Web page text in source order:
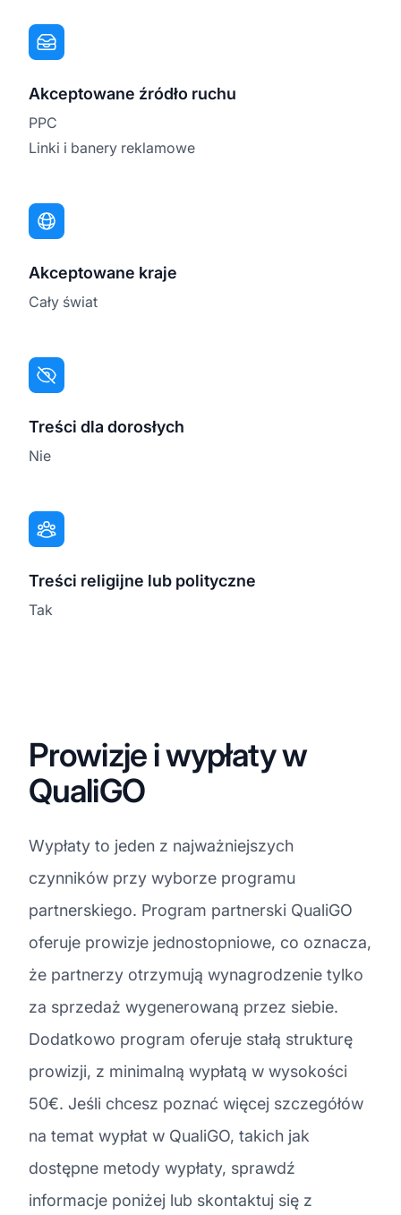
Akceptowane źródło ruchu
PPC
Linki i banery reklamowe
Akceptowane kraje
Cały świat
Treści dla dorosłych
Nie
Treści religijne lub polityczne
Tak
Prowizje i wypłaty w
QualiGO
Wypłaty to jeden z najważniejszych
czynników przy wyborze programu
partnerskiego. Program partnerski QualiGO
oferuje prowizje jednostopniowe, co oznacza,
że partnerzy otrzymują wynagrodzenie tylko
za sprzedaż wygenerowaną przez siebie.
Dodatkowo program oferuje stałą strukturę
prowizji, z minimalną wypłatą w wysokości
50€. Jeśli chcesz poznać więcej szczegółów
na temat wypłat w QualiGO, takich jak
dostępne metody wypłaty, sprawdź
informacje poniżej lub skontaktuj się z